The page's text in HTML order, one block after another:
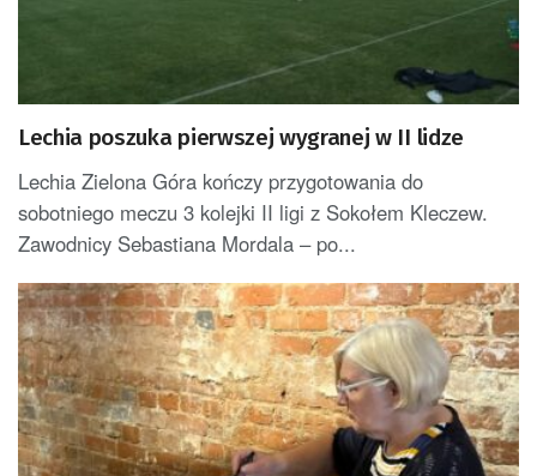
Lechia poszuka pierwszej wygranej w II lidze
Lechia Zielona Góra kończy przygotowania do
sobotniego meczu 3 kolejki II ligi z Sokołem Kleczew.
Zawodnicy Sebastiana Mordala – po...